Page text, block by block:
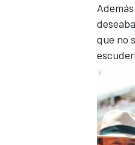
MÁS
que no